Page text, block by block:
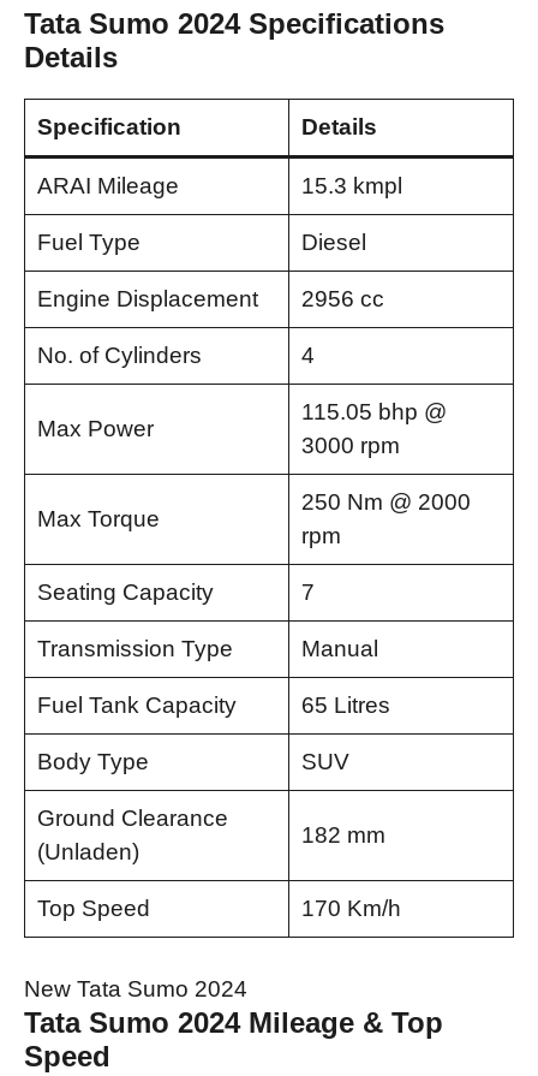
Tata Sumo 2024 Specifications
Details
Specification Details
ARAI Mileage 15.3 kmpl
Fuel Type Diesel
Engine Displacement 2956 cc
No. of Cylinders 4
Max Power
115.05 bhp @
3000 rpm
Max Torque
250 Nm @ 2000
rpm
Seating Capacity 7
Transmission Type Manual
Fuel Tank Capacity 65 Litres
Body Type SUV
Ground Clearance
(Unladen)
182 mm
Top Speed 170 Km/h
New Tata Sumo 2024
Tata Sumo 2024 Mileage & Top
Speed